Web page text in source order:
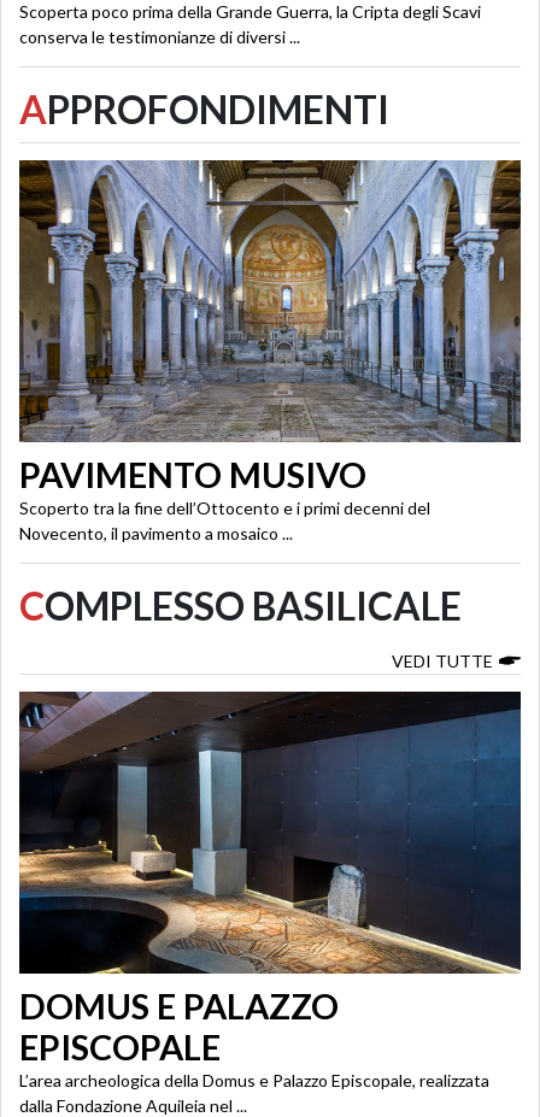
Scoperta poco prima della Grande Guerra, la Cripta degli Scavi
conserva le testimonianze di diversi ...
APPROFONDIMENTI
PAVIMENTO MUSIVO
Scoperto tra la fine dell’Ottocento e i primi decenni del
Novecento, il pavimento a mosaico ...
COMPLESSO BASILICALE
VEDI TUTTE
DOMUS E PALAZZO
EPISCOPALE
L’area archeologica della Domus e Palazzo Episcopale, realizzata
dalla Fondazione Aquileia nel ...